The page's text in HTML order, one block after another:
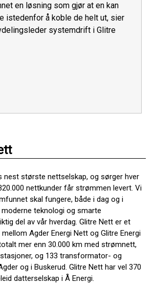
en løsning som gjør at en kan
istedenfor å koble de helt ut, sier
systemdrift i Glitre
nest største nettselskap, og sørger hver
nettkunder får strømmen levert. Vi
skal fungere, både i dag og i
teknologi og smarte
del av vår hverdag. Glitre Nett er et
Agder Energi Nett og Glitre Energi
mer enn 30.000 km med strømnett,
og 133 transformator- og
og i Buskerud. Glitre Nett har vel 370
datterselskap i Å Energi.